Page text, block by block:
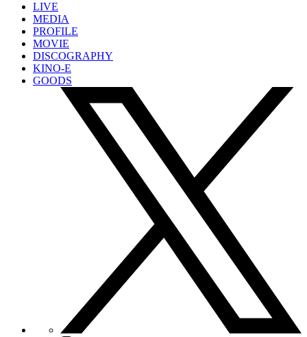
LIVE
MEDIA
PROFILE
MOVIE
DISCOGRAPHY
KINO-E
GOODS